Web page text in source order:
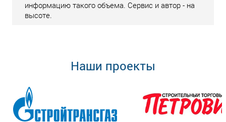
информацию такого объема. Сервис и автор - на
высоте.
Наши проекты